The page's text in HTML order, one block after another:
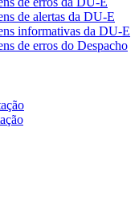
de alertas da DU-E
informativas da DU-E
de erros do Despacho